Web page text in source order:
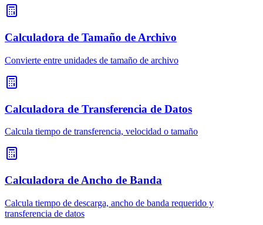
Calculadora de Tamaño de Archivo
Convierte entre unidades de tamaño de archivo
Calculadora de Transferencia de Datos
Calcula tiempo de transferencia, velocidad o tamaño
Calculadora de Ancho de Banda
Calcula tiempo de descarga, ancho de banda requerido y
transferencia de datos